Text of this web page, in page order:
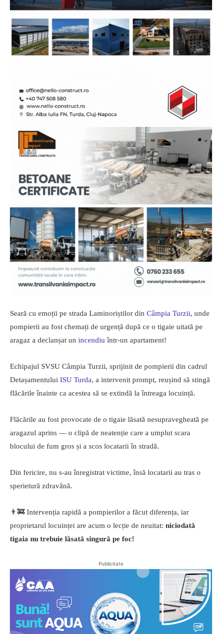
Seară cu emoții pe strada Laminoriștilor din Câmpia Turzii, unde
pompierii au fost chemați de urgență după ce o tigaie uitată pe
aragaz a declanșat un incendiu într-un apartament!
Echipajul SVSU Câmpia Turzii, sprijinit de pompierii din cadrul
Detașamentului ISU Turda, a intervenit prompt, reușind să stingă
flăcările înainte ca acestea să se extindă la întreaga locuință.
Flăcările au fost provocate de o tigaie lăsată nesupravegheată pe
aragazul aprins — o clipă de neatenție care a umplut scara
blocului de fum gros și a scos locatarii în stradă.
Din fericire, nu s-au înregistrat victime, însă locatarii au tras o
sperietură zdravănă.
👨‍🚒 Intervenția rapidă a pompierilor a făcut diferența, iar
proprietarul locuinței are acum o lecție de neuitat: niciodată
tigaia nu trebuie lăsată singură pe foc!
Publicitate